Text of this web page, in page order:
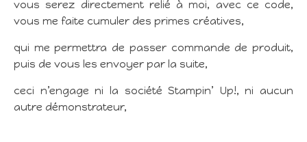
vous serez directement relié à moi, avec ce code,
vous me faite cumuler des primes créatives,
qui me permettra de passer commande de produit,
puis de vous les envoyer par la suite,
ceci n’engage ni la société Stampin’ Up!, ni aucun
autre démonstrateur,